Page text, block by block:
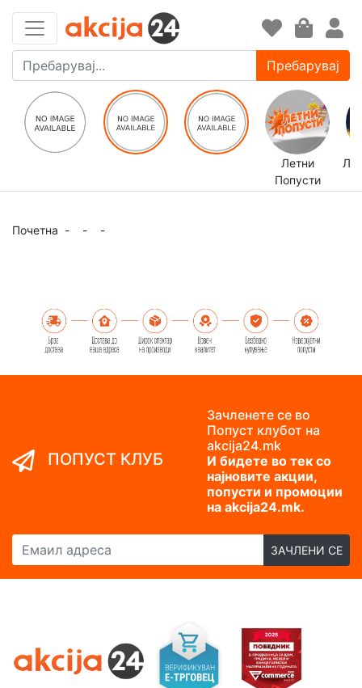
Пребарувај
Летни
Попусти
Почетна - - -
ПОПУСТ КЛУБ
Зачленете се во
Попуст клубот на
akcija24.mk
И бидете во тек со
најновите акции,
попусти и промоции
на akcija24.mk.
Емаил адреса
ЗАЧЛЕНИ СЕ